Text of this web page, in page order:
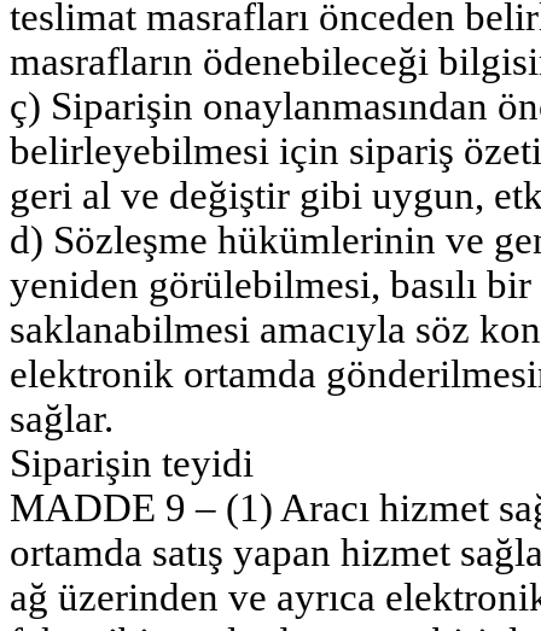
teslimat masrafları önceden
masrafların ödenebileceği
ç) Siparişin onaylanmasından
belirleyebilmesi için sipariş
geri al ve değiştir gibi uygun,
d) Sözleşme hükümlerinin ve
yeniden görülebilmesi, basılı
saklanabilmesi amacıyla söz
elektronik ortamda
sağlar.
Siparişin teyidi
MADDE 9 – (1) Aracı hizmet
ortamda satış yapan hizmet
ağ üzerinden ve ayrıca